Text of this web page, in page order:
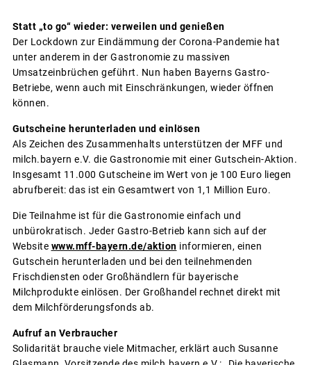
Statt „to go“ wieder: verweilen und genießen
Der Lockdown zur Eindämmung der Corona-Pandemie hat
unter anderem in der Gastronomie zu massiven
Umsatzeinbrüchen geführt. Nun haben Bayerns Gastro-
Betriebe, wenn auch mit Einschränkungen, wieder öffnen
können.
Gutscheine herunterladen und einlösen
Als Zeichen des Zusammenhalts unterstützen der MFF und
milch.bayern e.V. die Gastronomie mit einer Gutschein-Aktion.
Insgesamt 11.000 Gutscheine im Wert von je 100 Euro liegen
abrufbereit: das ist ein Gesamtwert von 1,1 Million Euro.
Die Teilnahme ist für die Gastronomie einfach und
unbürokratisch. Jeder Gastro-Betrieb kann sich auf der
Website www.mff-bayern.de/aktion informieren, einen
Gutschein herunterladen und bei den teilnehmenden
Frischdiensten oder Großhändlern für bayerische
Milchprodukte einlösen. Der Großhandel rechnet direkt mit
dem Milchförderungsfonds ab.
Aufruf an Verbraucher
Solidarität brauche viele Mitmacher, erklärt auch Susanne